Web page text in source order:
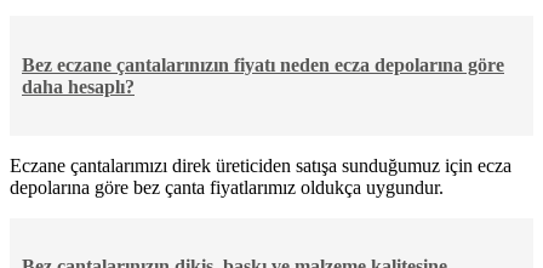
Bez eczane çantalarınızın fiyatı neden ecza depolarına göre
daha hesaplı?
Eczane çantalarımızı direk üreticiden satışa sunduğumuz için ecza
depolarına göre bez çanta fiyatlarımız oldukça uygundur.